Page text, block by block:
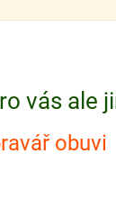
vás ale
obuvi